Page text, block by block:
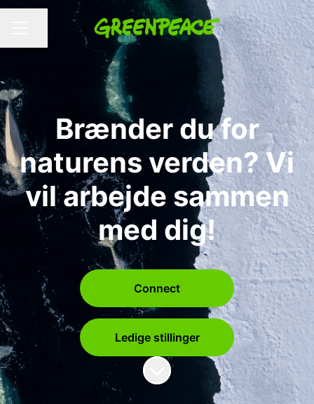
KARRIEREMENU
Brænder du for
naturens verden? Vi
vil arbejde sammen
med dig!
Connect
Ledige stillinger
Rul til indhold